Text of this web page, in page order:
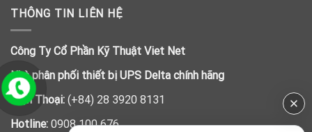
THÔNG TIN LIÊN HỆ
Công Ty Cổ Phần Kỹ Thuật Viet Net
Nhà phân phối thiết bị UPS Delta chính hãng
Điện Thoại: (+84) 28 3920 8131
Hotline: 0908 100 676